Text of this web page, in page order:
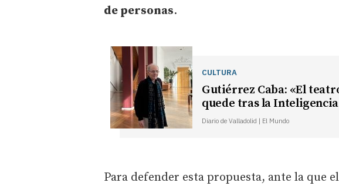
de personas.
CULTURA
Gutiérrez Caba: «El
quede tras la
Diario de Valladolid | El Mundo
Para defender esta propuesta, ante la que